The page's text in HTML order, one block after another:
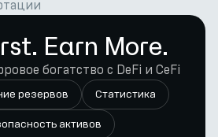
Earn More.
богатство с DeFi и CeFi
резервов Статистика
активов